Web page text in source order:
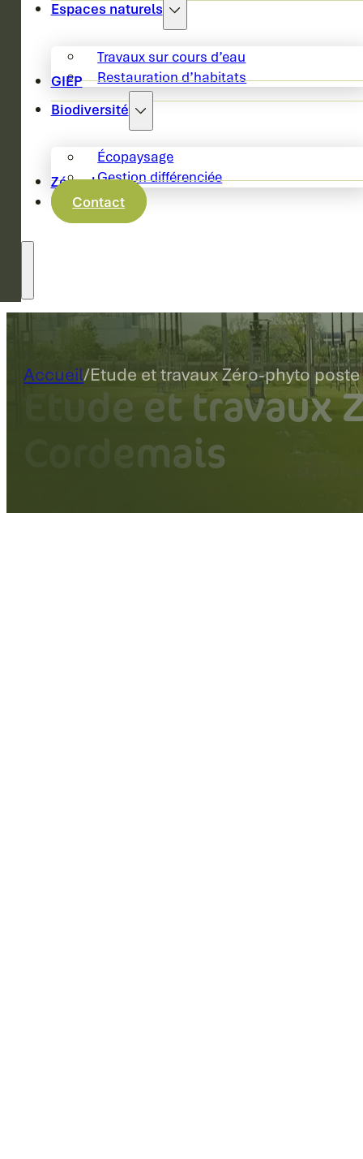
Espaces naturels
Travaux sur cours d’eau
Restauration d’habitats
GIEP
Biodiversité
Écopaysage
Gestion différenciée
Zéro phyto
Contact
Accueil/Etude et travaux Zéro-phyto
Etude et
Cordemais